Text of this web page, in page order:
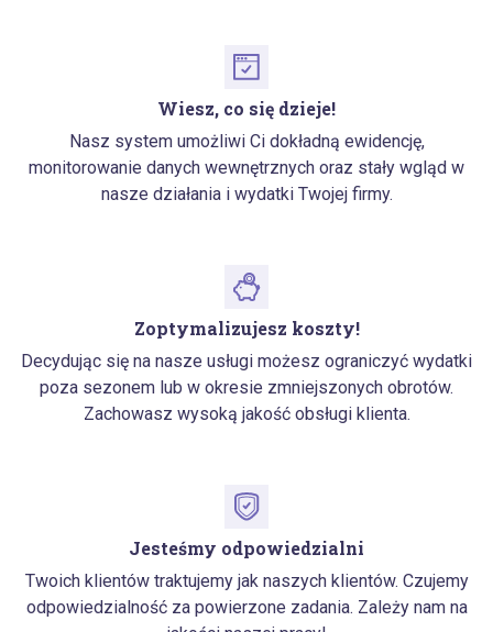
Wiesz, co się dzieje!
Nasz system umożliwi Ci dokładną ewidencję,
monitorowanie danych wewnętrznych oraz stały wgląd w
nasze działania i wydatki Twojej firmy.
Zoptymalizujesz koszty!
Decydując się na nasze usługi możesz ograniczyć wydatki
poza sezonem lub w okresie zmniejszonych obrotów.
Zachowasz wysoką jakość obsługi klienta.
Jesteśmy odpowiedzialni
Twoich klientów traktujemy jak naszych klientów. Czujemy
odpowiedzialność za powierzone zadania. Zależy nam na